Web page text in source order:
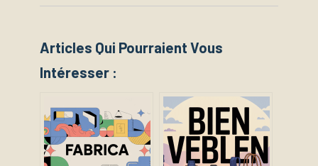
Articles Qui Pourraient Vous
Intéresser :